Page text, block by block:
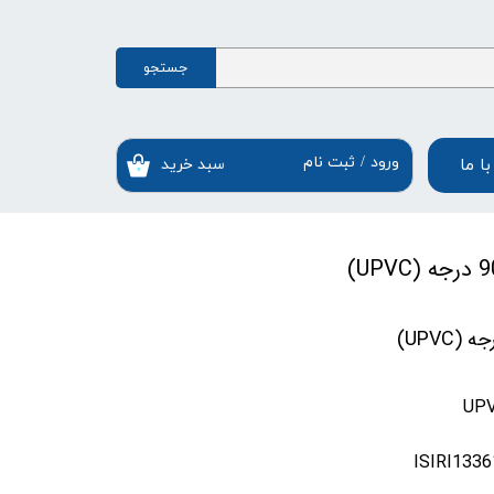
جستجو
ما ورود / ثبت نام
حساب کاربری من
سفارشات
۰ سبد خرید